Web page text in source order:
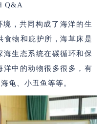
Q&A
境 ， 共同构成了海洋的生
食物和庇护所 ， 海草床是
海生态系统在碳循环和保
洋中的动物很多很多，有
龟、小丑鱼等等。